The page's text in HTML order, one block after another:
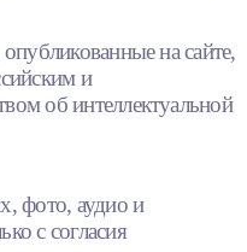
на сайте,
и
об интеллектуальной
фото, аудио и
с согласия